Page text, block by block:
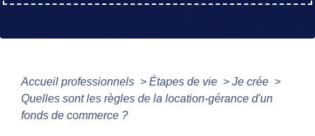
Accueil professionnels > Étapes de vie > Je crée >
Quelles sont les règles de la location-gérance d'un
fonds de commerce ?